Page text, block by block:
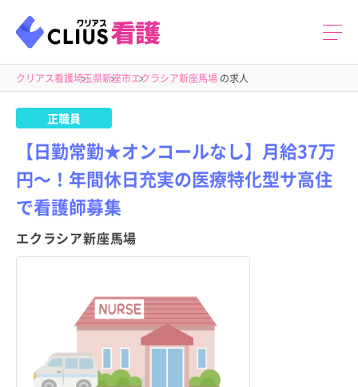
クリアス看護埼玉県新座市エクラシア新座馬場 の求人
正職員
【日勤常勤★オンコールなし】月給37万
円～！年間休日充実の医療特化型サ高住
で看護師募集
エクラシア新座馬場